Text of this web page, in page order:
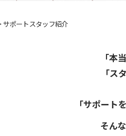
サポートスタッフ紹介
「本
「ス
「サポート
そん